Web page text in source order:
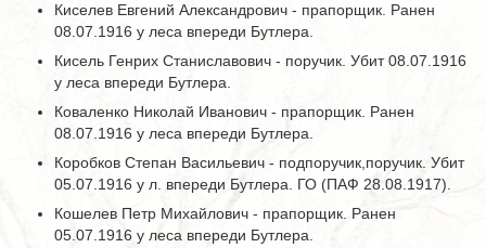
Киселев Евгений Александрович - прапорщик. Ранен
08.07.1916 у леса впереди Бутлера.
Кисель Генрих Станиславович - поручик. Убит 08.07.1916
у леса впереди Бутлера.
Коваленко Николай Иванович - прапорщик. Ранен
08.07.1916 у леса впереди Бутлера.
Коробков Степан Васильевич - подпоручик,поручик. Убит
05.07.1916 у л. впереди Бутлера. ГО (ПАФ 28.08.1917).
Кошелев Петр Михайлович - прапорщик. Ранен
05.07.1916 у леса впереди Бутлера.